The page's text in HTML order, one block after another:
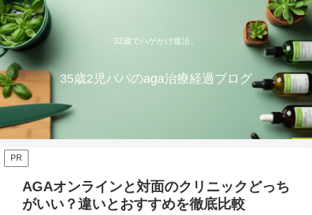
32歳でハゲかけ復活。
35歳2児パパのaga治療経過ブログ
PR
AGAオンラインと対面のクリニックどっち
がいい？違いとおすすめを徹底比較